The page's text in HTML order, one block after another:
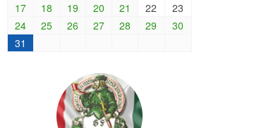
17
18 19 20 21 22
23
24
25 26 27 28 29
30
31